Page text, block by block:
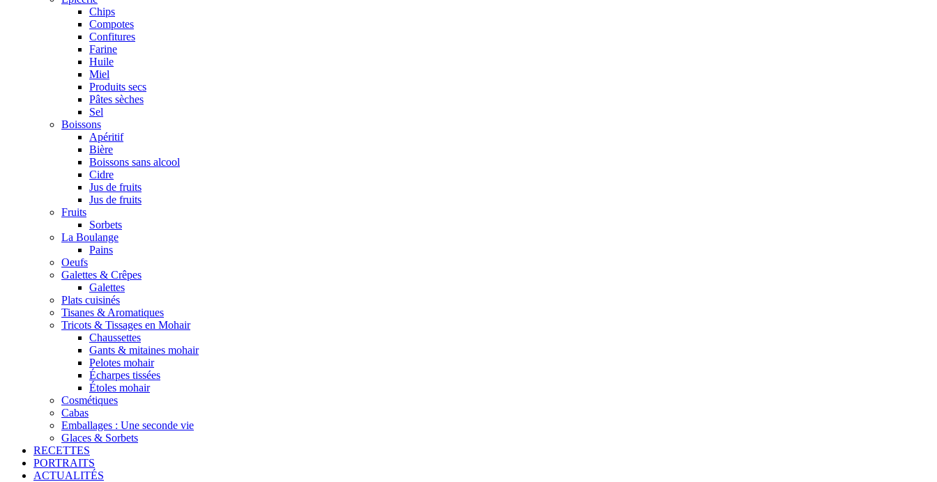
Chips
Compotes
Confitures
Farine
Huile
Miel
Produits secs
Pâtes sèches
Sel
Boissons
Apéritif
Bière
Boissons sans alcool
Cidre
Jus de fruits
Jus de fruits
Fruits
Sorbets
La Boulange
Pains
Oeufs
Galettes & Crêpes
Galettes
Plats cuisinés
Tisanes & Aromatiques
Tricots & Tissages en Mohair
Chaussettes
Gants & mitaines mohair
Pelotes mohair
Écharpes tissées
Étoles mohair
Cosmétiques
Cabas
Emballages : Une seconde vie
Glaces & Sorbets
RECETTES
PORTRAITS
ACTUALITÉS